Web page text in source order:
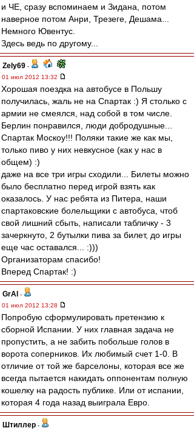
и ЧЕ, сразу вспоминаем и Зидана, потом
наверное потом Анри, Трезеге, Дешама...
Немного Ювентус.
Здесь ведь по другому...
Zely69 -
01 июл 2012 13:32
Хорошая поездка на автобусе в Польшу
получилась, жаль не на Спартак :) Я столько с
армии не смеялся, над собой в том числе.
Берлин понравился, люди добродушные...
Спартак Москоу!!! Поляки такие же как мы,
только пиво у них невкусное (как у нас в
общем) :)
даже на все три игры сходили... Билеты можно
было бесплатно перед игрой взять как
оказалось. У нас ребята из Питера, наши
спартаковские болельщики с автобуса, чтоб
свой лишний сбыть, написали табличку - 3
зачеркнуто, 2 бутылки пива за билет, до игры
еще час оставался... :)))
Организаторам спасибо!
Вперед Спартак! :)
GrAl -
01 июл 2012 13:28
Попробую сформулировать претензию к
сборной Испании. У них главная задача не
пропустить, а не забить побольше голов в
ворота соперников. Их любимый счет 1-0. В
отличие от той же барселоны, которая все же
всегда пытается накидать оппонентам полную
кошелку на радость публике. Или от испании,
которая 4 года назад выиграла Евро.
Штиллер -